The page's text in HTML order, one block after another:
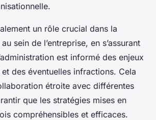
un rôle crucial dans la
au sein de l’entreprise, en s’assurant
est informé des enjeux
des éventuelles infractions. Cela
étroite avec différentes
que les stratégies mises en
compréhensibles et efficaces.